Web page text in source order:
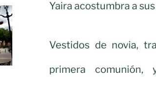
Yaira acostumbra a
Vestidos de novia,
primera